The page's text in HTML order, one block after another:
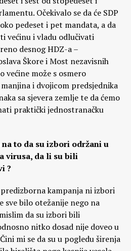
Očekivalo se da će SDP
pedeset i pet mandata, a da
većinu i vladu odlučivati
desnog HDZ-a –
Škore i Most nezavisnih
većine može s osmero
i dvojicom predsjednika
sa sjevera zemlje te da ćemo
praktički jednostranačku
to da su izbori održani u
virusa, da li su bili
?
kampanja ni izbori
sve bilo otežanije nego na
da su izbori bili
nitko dosad nije doveo u
mi se da su u pogledu širenja